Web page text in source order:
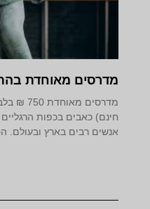
מדרסים מאוחדת
חינם) כאבים בכפות
אנשים רבים בארץ ובעולם.